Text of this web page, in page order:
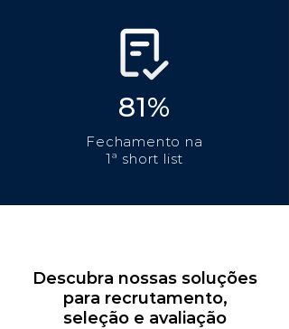
81%
Fechamento na
1ª short list
Descubra nossas soluções
para recrutamento,
seleção e avaliação